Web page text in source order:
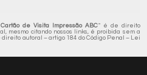
de Visita Impressão ABC" é de direito
mesmo citando nossos links, é proibida sem a
autoral – artigo 184 do Código Penal – Lei